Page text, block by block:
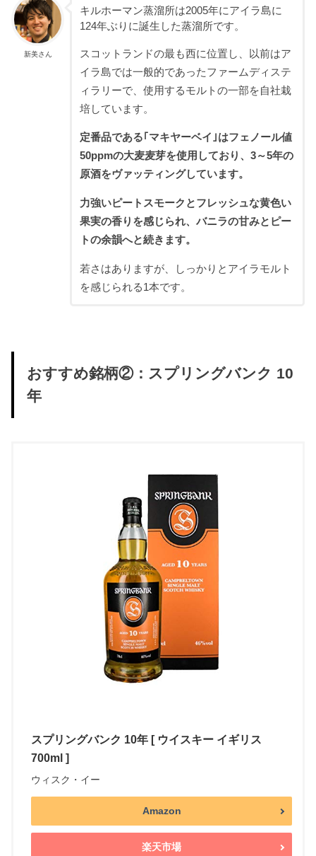
新美さん
キルホーマン蒸溜所は2005年にアイラ島に
124年ぶりに誕生した蒸溜所です。
スコットランドの最も西に位置し、以前はア
イラ島では一般的であったファームディステ
ィラリーで、使用するモルトの一部を自社栽
培しています。
定番品である｢マキヤーベイ｣はフェノール値
50ppmの大麦麦芽を使用しており、3～5年の
原酒をヴァッティングしています。
力強いピートスモークとフレッシュな黄色い
果実の香りを感じられ、バニラの甘みとピー
トの余韻へと続きます。
若さはありますが、しっかりとアイラモルト
を感じられる1本です。
おすすめ銘柄②：スプリングバンク 10
年
スプリングバンク 10年 [ ウイスキー イギリス
700ml ]
ウィスク・イー
Amazon
楽天市場